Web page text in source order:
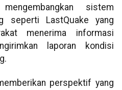
sistem
seperti LastQuake yang
menerima informasi
laporan kondisi
perspektif yang